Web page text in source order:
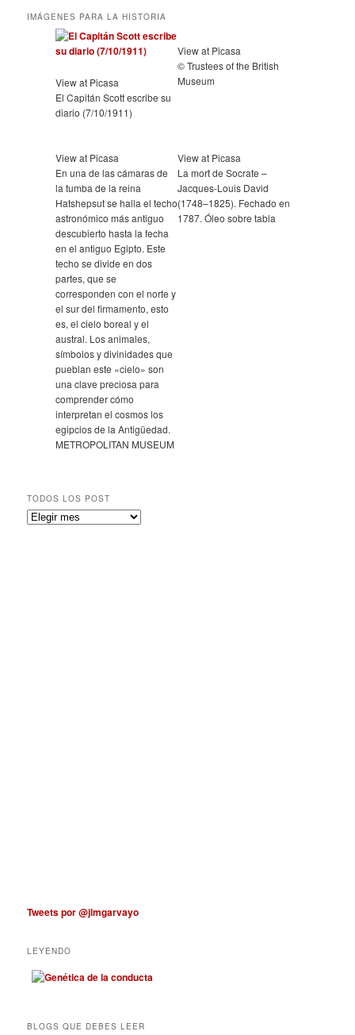
IMÁGENES PARA LA HISTORIA
View at Picasa
El Capitán Scott escribe su
diario (7/10/1911)
View at Picasa
© Trustees of the British
Museum
View at Picasa
En una de las cámaras de
la tumba de la reina
Hatshepsut se halla el techo
astronómico más antiguo
descubierto hasta la fecha
en el antiguo Egipto. Este
techo se divide en dos
partes, que se
corresponden con el norte y
el sur del firmamento, esto
es, el cielo boreal y el
austral. Los animales,
símbolos y divinidades que
pueblan este «cielo» son
una clave preciosa para
comprender cómo
interpretan el cosmos los
egipcios de la Antigüedad.
METROPOLITAN MUSEUM
View at Picasa
La mort de Socrate –
Jacques-Louis David
(1748–1825). Fechado en
1787. Óleo sobre tabla
TODOS LOS POST
Tweets por @jlmgarvayo
LEYENDO
BLOGS QUE DEBES LEER